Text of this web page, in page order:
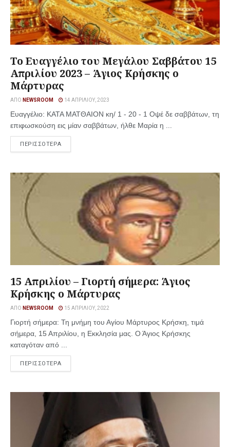
Το Ευαγγέλιο του Μεγάλου Σαββάτου 15
Απριλίου 2023 – Άγιος Κρήσκης ο
Μάρτυρας
ΑΠΌ NEWSROOM 14 ΑΠΡΙΛΊΟΥ, 2023
Ευαγγέλιο: ΚΑΤΑ ΜΑΤΘΑΙΟΝ κη/ 1 - 20 - 1 Οψέ δε σαββάτων, τη
επιφωσκούση εις μίαν σαββάτων, ήλθε Μαρία η ...
ΠΕΡΙΣΣΟΤΕΡΑ
15 Απριλίου – Γιορτή σήμερα: Άγιος
Κρήσκης ο Μάρτυρας
ΑΠΌ NEWSROOM 15 ΑΠΡΙΛΊΟΥ, 2022
Γιορτή σήμερα: Τη μνήμη του Αγίου Μάρτυρος Κρήσκη, τιμά
σήμερα, 15 Απριλίου, η Εκκλησία μας. Ο Άγιος Κρήσκης
καταγόταν από ...
ΠΕΡΙΣΣΟΤΕΡΑ